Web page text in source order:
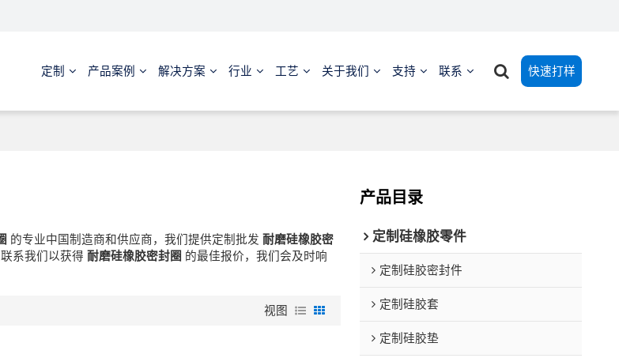
定制 产品案例 解决方案 行业 工艺 关于我们 支持 联系 快速打样
的专业中国制造商和供应商，我们提供定制批发 耐磨硅橡胶密
系我们以获得 耐磨硅橡胶密封圈 的最佳报价，我们会及时响
视图
产品目录
定制硅橡胶零件
定制硅胶密封件
定制硅胶套
定制硅胶垫